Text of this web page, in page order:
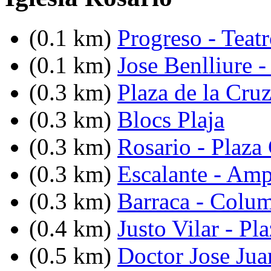
(0.1 km) Progreso -
(0.1 km) Jose Benlliure
(0.3 km) Plaza de la
(0.3 km) Blocs Plaja
(0.3 km) Rosario - Plaza
(0.3 km) Escalante -
(0.3 km) Barraca -
(0.4 km) Justo Vilar -
(0.5 km) Doctor Jose